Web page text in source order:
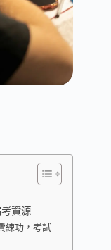
資源
練功，考試